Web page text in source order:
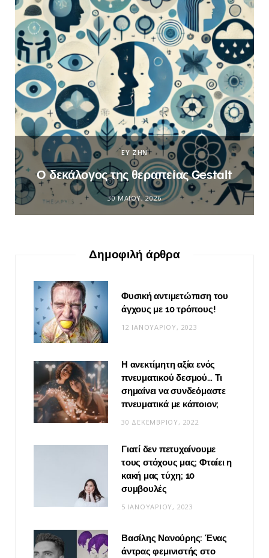
ΕΥ ΖΗΝ
Ο δεκάλογος της θεραπείας Gestalt
30 ΜΑΪ́ΟΥ, 2026
Δημοφιλή άρθρα
Φυσική αντιμετώπιση του
άγχους με 10 τρόπους!
12 ΙΑΝΟΥΑΡΊΟΥ, 2023
Η ανεκτίμητη αξία ενός
πνευματικού δεσμού… Τι
σημαίνει να συνδεόμαστε
πνευματικά με κάποιον;
30 ΔΕΚΕΜΒΡΊΟΥ, 2022
Γιατί δεν πετυχαίνουμε
τους στόχους μας; Φταίει η
κακή μας τύχη; 10
συμβουλές
5 ΙΑΝΟΥΑΡΊΟΥ, 2023
Βασίλης Νανούρης: Ένας
άντρας φεμινιστής στο